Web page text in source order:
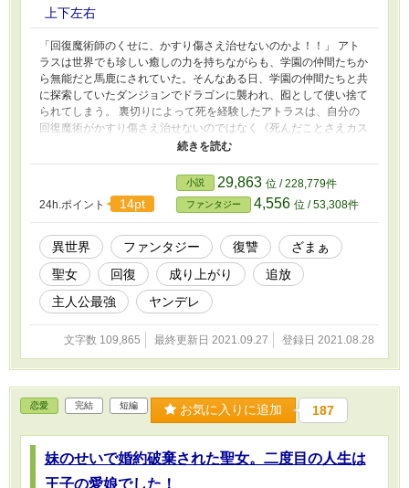
上下左右
「回復魔術師のくせに、かすり傷さえ治せないのかよ！！」 アト
ラスは世界でも珍しい癒しの力を持ちながらも、学園の仲間たちか
ら無能だと馬鹿にされていた。そんなある日、学園の仲間たちと共
に探索していたダンジョンでドラゴンに襲われ、囮として使い捨て
られてしまう。 裏切りによって死を経験したアトラスは、自分の
回復魔術がかすり傷さえ治せないのではなく《死んだことさえカス
リ傷》に変えられる力だったのだと気づく。 不死の力を手に入れ
く。現れる強敵を倒している内に、いつしか彼は最強の回復魔術師
へと成長していた。 一方、アトラスを裏切った仲間は、学友を囮
に使った卑怯者のレッテルを張られ、評判がガタ落ちになってい
た。さらに一部の生徒は手の平を返して、最強魔術師である彼を仲
間に取り込もうと暗躍する。 本物語は裏切られた最弱回復魔術師
が実は最強だったと気づき、自分の価値を認めてくれる仲間たちの
元で幸せに暮らすまでの物語を描いた英雄譚である。
24h.ポイント 14pt
小説 29,863 位 / 228,779件
ファンタジー 4,556 位 / 53,308件
異世界 ファンタジー 復讐
ざまぁ
聖女
回復 成り上がり
追放
主人公最強
ヤンデレ
文字数 109,865 最終更新日 2021.09.27 登録日 2021.08.28
恋愛 完結 短編 お気に入りに追加 187
妹のせいで婚約破棄された聖女。二度目の人生は
王子の愛娘でした！